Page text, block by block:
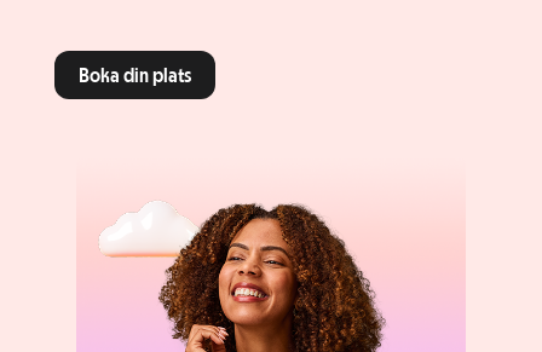
Boka din plats